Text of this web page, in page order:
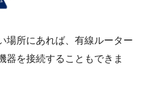
場所にあれば、有線ルーター
器を接続することもできま